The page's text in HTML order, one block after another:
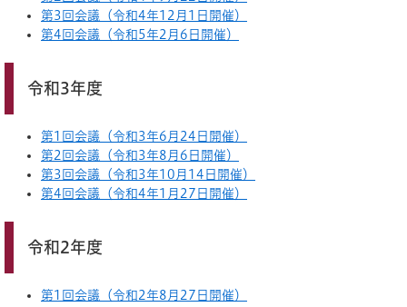
第3回会議（令和4年12月1日開催）
第4回会議（令和5年2月6日開催）
令和3年度
第1回会議（令和3年6月24日開催）
第2回会議（令和3年8月6日開催）
第3回会議（令和3年10月14日開催）
第4回会議（令和4年1月27日開催）
令和2年度
第1回会議（令和2年8月27日開催）